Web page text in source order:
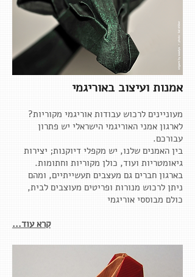
אמנות ועיצוב באוריגמי
מעוניינים לרכוש עבודות אוריגמי מקוריות?
לארגון אמני האוריגמי הישראלי יש פתרון
עבורכם.
בין האמנים שלנו, יש מקפלי דיוקנות; יצירות
גיאומטריות ועוד, כולן מקוריות וחתומות.
בארגון חברים גם מעצבים תעשייתיים, ומהם
ניתן לרכוש מנורות ופריטים מעוצבים לבית,
כולם מבוססי אוריגמי
קרא עוד...